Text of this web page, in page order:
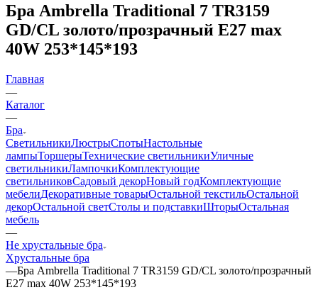
Бра Ambrella Traditional 7 TR3159
GD/CL золото/прозрачный E27 max
40W 253*145*193
Главная
—
Каталог
—
Бра
СветильникиЛюстрыСпотыНастольные
лампыТоршерыТехнические светильникиУличные
светильникиЛампочкиКомплектующие
светильниковСадовый декорНовый годКомплектующие
мебелиДекоративные товарыОстальной текстильОстальной
декорОстальной светСтолы и подставкиШторыОстальная
мебель
—
Не хрустальные бра
Хрустальные бра
—Бра Ambrella Traditional 7 TR3159 GD/CL золото/прозрачный
E27 max 40W 253*145*193